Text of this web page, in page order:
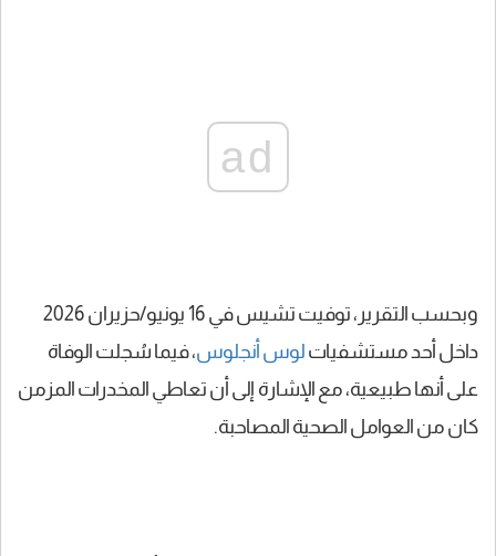
ad
وبحسب التقرير، توفيت تشيس في 16 يونيو/حزيران 2026
داخل أحد مستشفيات لوس أنجلوس، فيما سُجلت الوفاة
على أنها طبيعية، مع الإشارة إلى أن تعاطي المخدرات المزمن
كان من العوامل الصحية المصاحبة.